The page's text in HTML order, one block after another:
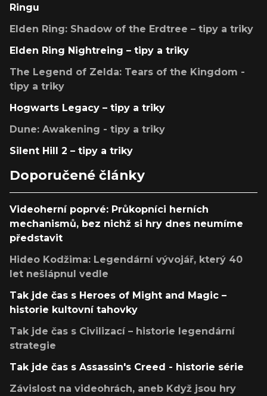
Ringu
Elden Ring: Shadow of the Erdtree – tipy a triky
Elden Ring Nightreing – tipy a triky
The Legend of Zelda: Tears of the Kingdom -
tipy a triky
Hogwarts Legacy – tipy a triky
Dune: Awakening - tipy a triky
Silent Hill 2 – tipy a triky
Doporučené články
Videoherní poprvé: Průkopníci herních
mechanismů, bez nichž si hry dnes neumíme
představit
Hideo Kodžima: Legendární vývojář, který 40
let nešlápnul vedle
Tak jde čas s Heroes of Might and Magic –
historie kultovní tahovky
Tak jde čas s Civilizací – historie legendární
strategie
Tak jde čas s Assassin's Creed - historie série
Závislost na videohrách, aneb Když jsou hry